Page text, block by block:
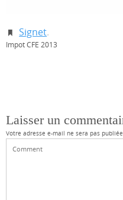
Signet.
Impot CFE 2013
Laisser un
Votre adresse e-mail ne sera pas